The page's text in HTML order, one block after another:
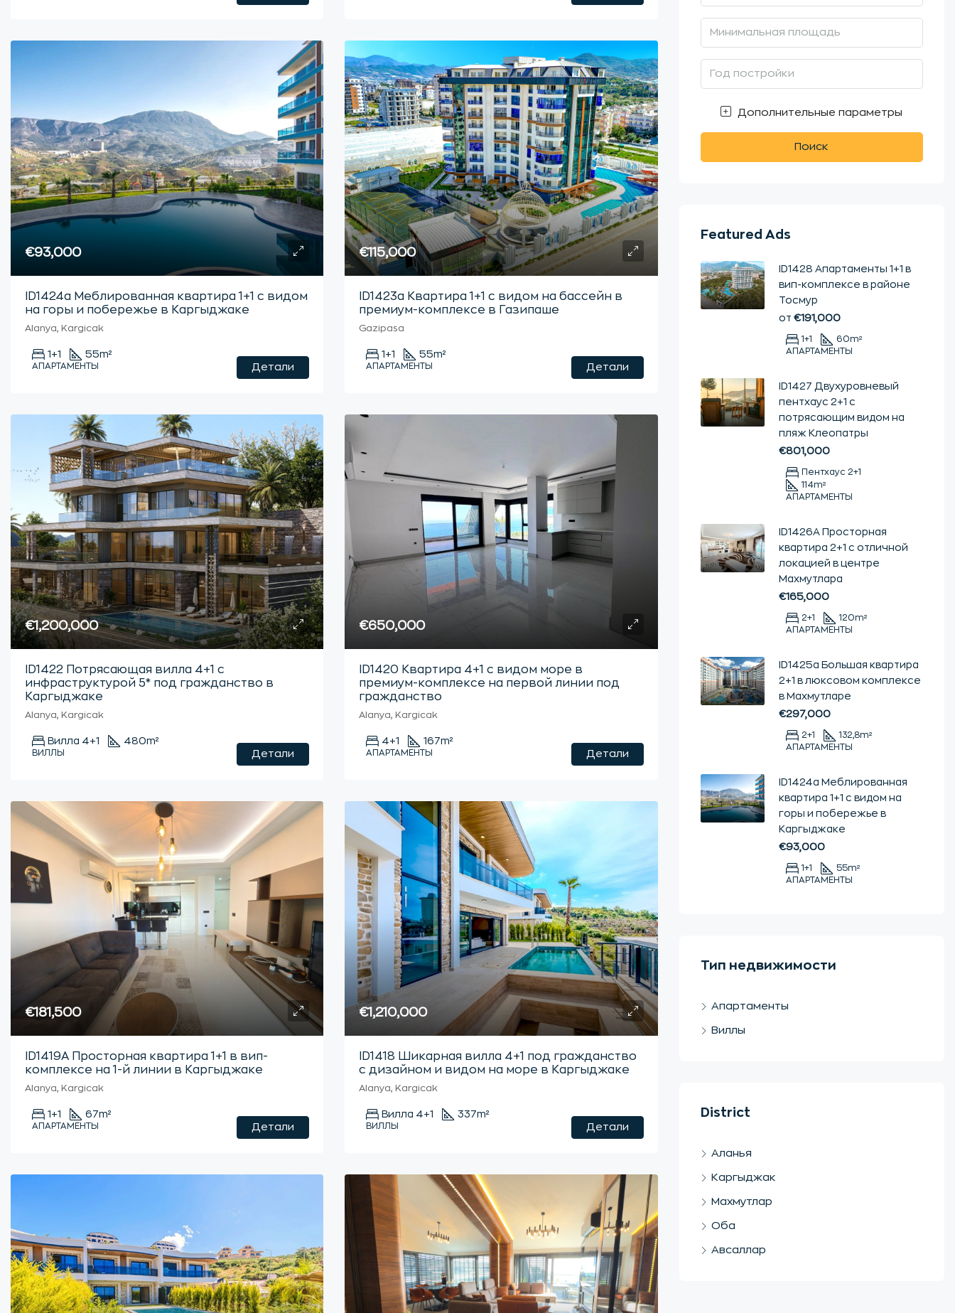
€93,000
ID1424a Меблированная квартира 1+1 с видом
на горы и побережье в Каргыджаке
Alanya, Kargicak
1+1 55m²
АПАРТАМЕНТЫ Детали
€115,000
ID1423а Квартира 1+1 с видом на бассейн в
премиум-комплексе в Газипаше
Gazipasa
1+1 55m²
АПАРТАМЕНТЫ Детали
€1,200,000
ID1422 Потрясающая вилла 4+1 с
инфраструктурой 5* под гражданство в
Каргыджаке
Alanya, Kargicak
Вилла 4+1 480m²
ВИЛЛЫ Детали
€650,000
ID1420 Квартира 4+1 с видом море в
премиум-комплексе на первой линии под
гражданство
Alanya, Kargicak
4+1 167m²
АПАРТАМЕНТЫ Детали
€181,500
ID1419А Просторная квартира 1+1 в вип-
комплексе на 1-й линии в Каргыджаке
Alanya, Kargicak
1+1 67m²
АПАРТАМЕНТЫ Детали
€1,210,000
ID1418 Шикарная вилла 4+1 под гражданство
с дизайном и видом на море в Каргыджаке
Alanya, Kargicak
Вилла 4+1 337m²
ВИЛЛЫ Детали
Дополнительные параметры
Поиск
Featured Ads
ID1428 Апартаменты 1+1 в
вип-комплексе в районе
Тосмур
от €191,000
1+1 60m²
АПАРТАМЕНТЫ
ID1427 Двухуровневый
пентхаус 2+1 с
потрясающим видом на
пляж Клеопатры
€801,000
Пентхаус 2+1
114m²
АПАРТАМЕНТЫ
ID1426А Просторная
квартира 2+1 с отличной
локацией в центре
Махмутлара
€165,000
2+1 120m²
АПАРТАМЕНТЫ
ID1425а Большая квартира
2+1 в люксовом комплексе
в Махмутларе
€297,000
2+1 132,8m²
АПАРТАМЕНТЫ
ID1424a Меблированная
квартира 1+1 с видом на
горы и побережье в
Каргыджаке
€93,000
1+1 55m²
АПАРТАМЕНТЫ
Тип недвижимости
Апартаменты
Виллы
District
Аланья
Каргыджак
Махмутлар
Оба
Авсаллар